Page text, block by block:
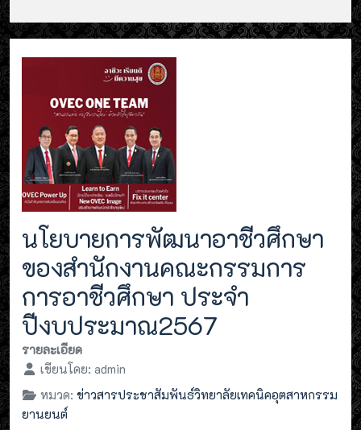
นโยบายการพัฒนาอาชีวศึกษา
ของสำนักงานคณะกรรมการ
การอาชีวศึกษา ประจำ
ปีงบประมาณ2567
รายละเอียด
เขียนโดย: admin
หมวด: ข่าวสารประชาสัมพันธ์วิทยาลัยเทคนิคอุตสาหกรรม
ยานยนต์